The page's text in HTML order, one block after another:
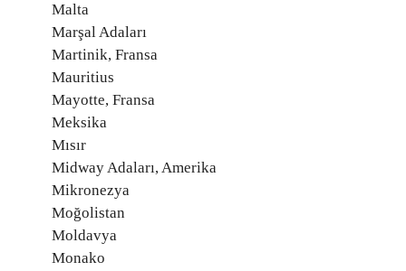
Malta
Marşal Adaları
Martinik, Fransa
Mauritius
Mayotte, Fransa
Meksika
Mısır
Midway Adaları, Amerika
Mikronezya
Moğolistan
Moldavya
Monako